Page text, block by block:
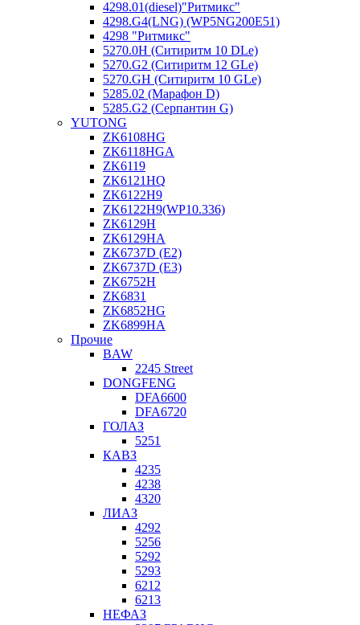
4298.01(diesel)"Ритмикс"
4298.G4(LNG) (WP5NG200E51)
4298 "Ритмикс"
5270.0H (Ситиритм 10 DLe)
5270.G2 (Ситиритм 12 GLe)
5270.GH (Ситиритм 10 GLe)
5285.02 (Марафон D)
5285.G2 (Серпантин G)
YUTONG
ZK6108HG
ZK6118HGA
ZK6119
ZK6121HQ
ZK6122H9
ZK6122H9(WP10.336)
ZK6129H
ZK6129HA
ZK6737D (E2)
ZK6737D (E3)
ZK6752H
ZK6831
ZK6852HG
ZK6899HA
Прочие
BAW
2245 Street
DONGFENG
DFA6600
DFA6720
ГОЛАЗ
5251
КАВЗ
4235
4238
4320
ЛИАЗ
4292
5256
5292
5293
6212
6213
НЕФАЗ